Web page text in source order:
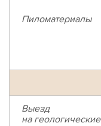
Пиломатериалы
Выезд
на геологические